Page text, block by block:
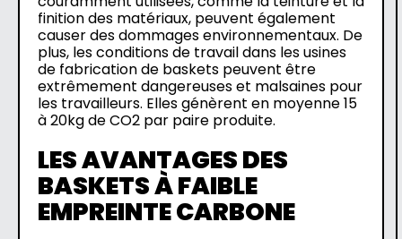
finition des matériaux, peuvent également
causer des dommages environnementaux. De
plus, les conditions de travail dans les usines
de fabrication de baskets peuvent être
extrêmement dangereuses et malsaines pour
les travailleurs. Elles génèrent en moyenne 15
à 20kg de CO2 par paire produite.
LES AVANTAGES DES
BASKETS À FAIBLE
EMPREINTE CARBONE